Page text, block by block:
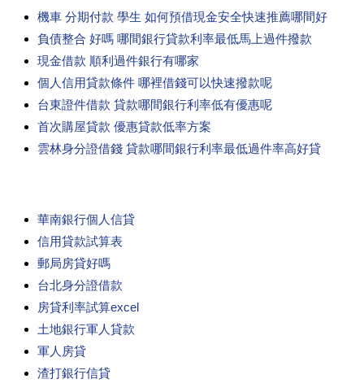
機車 分期付款 學生 如何預借現金安全快速推薦哪間好
負債整合 好嗎 哪間銀行貸款利率最低馬上過件撥款
現金借款 順利過件銀行有哪家
個人信用貸款條件 哪裡借錢可以快速撥款呢
台東證件借款 貸款哪間銀行利率低有優惠呢
首次購屋貸款 優惠貸款低率方案
雲林身分證借錢 貸款哪間銀行利率最低過件率高好貸
華南銀行個人信貸
信用貸款試算表
郵局房貸好嗎
台北身分證借款
房貸利率試算excel
土地銀行軍人貸款
軍人房貸
渣打銀行信貸